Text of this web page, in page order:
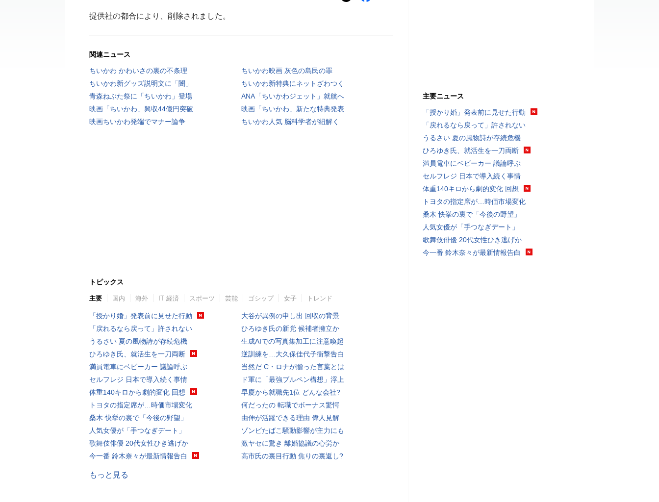
提供社の都合により、削除されました。
関連ニュース
ちいかわ かわいさの裏の不条理
ちいかわ映画 灰色の島民の罪
ちいかわ新グッズ説明文に「闇」
ちいかわ新特典にネットざわつく
青森ねぶた祭に「ちいかわ」登場
ANA「ちいかわジェット」就航へ
映画「ちいかわ」興収44億円突破
映画「ちいかわ」新たな特典発表
映画ちいかわ発端でマナー論争
ちいかわ人気 脳科学者が紐解く
トピックス
主要 国内 海外 IT 経済 スポーツ 芸能 ゴシップ 女子 トレンド
「授かり婚」発表前に見せた行動
「戻れるなら戻って」許されない
うるさい 夏の風物詩が存続危機
ひろゆき氏、就活生を一刀両断
満員電車にベビーカー 議論呼ぶ
セルフレジ 日本で導入続く事情
体重140キロから劇的変化 回想
トヨタの指定席が…時価市場変化
桑木 快挙の裏で「今後の野望」
人気女優が「手つなぎデート」
歌舞伎俳優 20代女性ひき逃げか
今一番 鈴木奈々が最新情報告白
大谷が異例の申し出 回収の背景
ひろゆき氏の新党 候補者擁立か
生成AIでの写真集加工に注意喚起
逆訓練を…大久保佳代子衝撃告白
当然だ C・ロナが贈った言葉とは
ド軍に「最強ブルペン構想」浮上
早慶から就職先1位 どんな会社?
何だったの 転職でボーナス驚愕
由伸が活躍できる理由 偉人見解
ゾンビたばこ騒動影響が主力にも
激ヤセに驚き 離婚協議の心労か
高市氏の裏目行動 焦りの裏返し?
もっと見る
主要ニュース
「授かり婚」発表前に見せた行動
「戻れるなら戻って」許されない
うるさい 夏の風物詩が存続危機
ひろゆき氏、就活生を一刀両断
満員電車にベビーカー 議論呼ぶ
セルフレジ 日本で導入続く事情
体重140キロから劇的変化 回想
トヨタの指定席が…時価市場変化
桑木 快挙の裏で「今後の野望」
人気女優が「手つなぎデート」
歌舞伎俳優 20代女性ひき逃げか
今一番 鈴木奈々が最新情報告白